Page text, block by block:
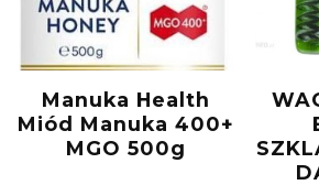
Manuka Health
Miód Manuka 400+
MGO 500g